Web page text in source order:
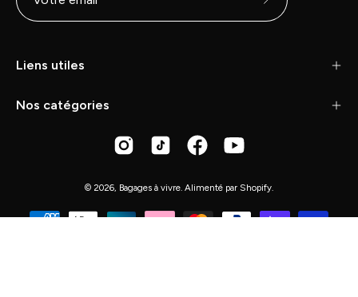
Abonnez-
Liens utiles
Nos catégories
© 2026, Bagages à vivre Alimenté par Shopify